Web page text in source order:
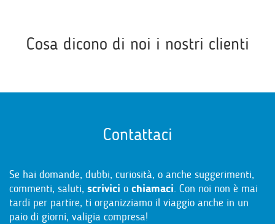
Cosa dicono di noi i nostri clienti
Contattaci
Se hai domande, dubbi, curiosità, o anche suggerimenti,
commenti, saluti, scrivici o chiamaci. Con noi non è mai
tardi per partire, ti organizziamo il viaggio anche in un
paio di giorni, valigia compresa!